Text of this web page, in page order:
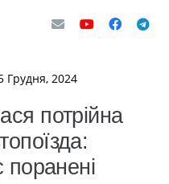
Грудня, 2024
потрійна
поранені